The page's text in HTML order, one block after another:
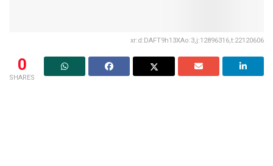
xr:d:DAFT9h13XAo:3,j:12896316,t:22120606
0
SHARES